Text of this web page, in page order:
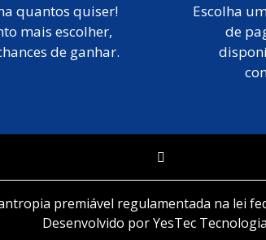
quantos quiser!
mais escolher,
de ganhar.
Escolha
de
premiável regulamentada na lei
Desenvolvido por YesTec Tecnologia